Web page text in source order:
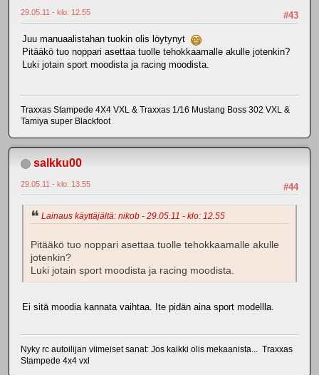
#43
29.05.11 - klo: 12.55
Juu manuaalistahan tuokin olis löytynyt
Pitääkö tuo noppari asettaa tuolle tehokkaamalle akulle jotenkin?
Luki jotain sport moodista ja racing moodista.
Traxxas Stampede 4X4 VXL & Traxxas 1/16 Mustang Boss 302 VXL &
Tamiya super Blackfoot
salkku00
#44
29.05.11 - klo: 13.55
Lainaus käyttäjältä: nikob - 29.05.11 - klo: 12.55
Pitääkö tuo noppari asettaa tuolle tehokkaamalle akulle
jotenkin?
Luki jotain sport moodista ja racing moodista.
Ei sitä moodia kannata vaihtaa. Ite pidän aina sport modellla.
Nyky rc autoilijan viimeiset sanat: Jos kaikki olis mekaanista... Traxxas
Stampede 4x4 vxl